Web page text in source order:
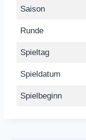
Saison
Runde
Spieltag
Spieldatum
Spielbeginn